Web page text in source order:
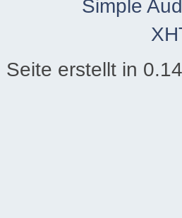
Simple
Seite erstellt in